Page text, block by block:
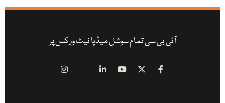
آئی بی سی تمام سوشل میڈیا نیٹ ورکس پر